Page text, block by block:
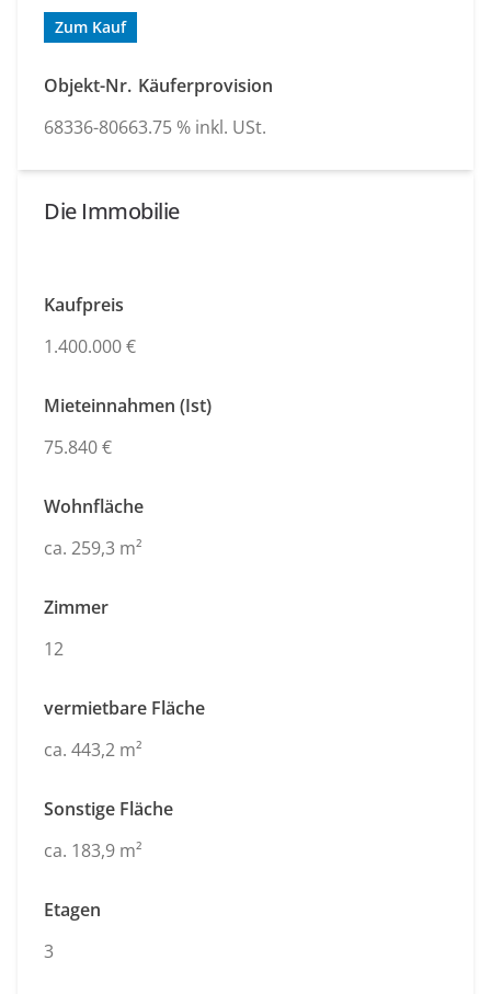
Zum Kauf
Objekt-Nr.
68336-8066
Käuferprovision
3.75 % inkl. USt.
Die Immobilie
Kaufpreis
1.400.000 €
Mieteinnahmen (Ist)
75.840 €
Wohnfläche
ca. 259,3 m²
Zimmer
12
vermietbare Fläche
ca. 443,2 m²
Sonstige Fläche
ca. 183,9 m²
Etagen
3